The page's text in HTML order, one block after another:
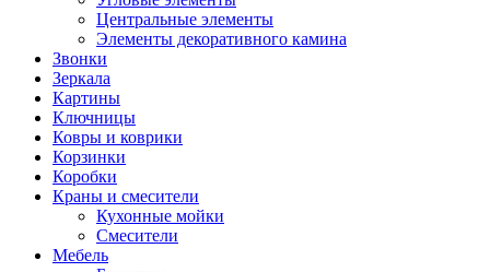
Центральные элементы
Элементы декоративного камина
Звонки
Зеркала
Картины
Ключницы
Ковры и коврики
Корзинки
Коробки
Краны и смесители
Кухонные мойки
Смесители
Мебель